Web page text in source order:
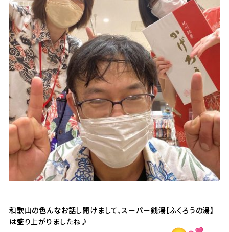
和歌山の色んなお話し聞けまして、スーパー銭湯【ふくろうの湯】
は盛り上がりましたね♪